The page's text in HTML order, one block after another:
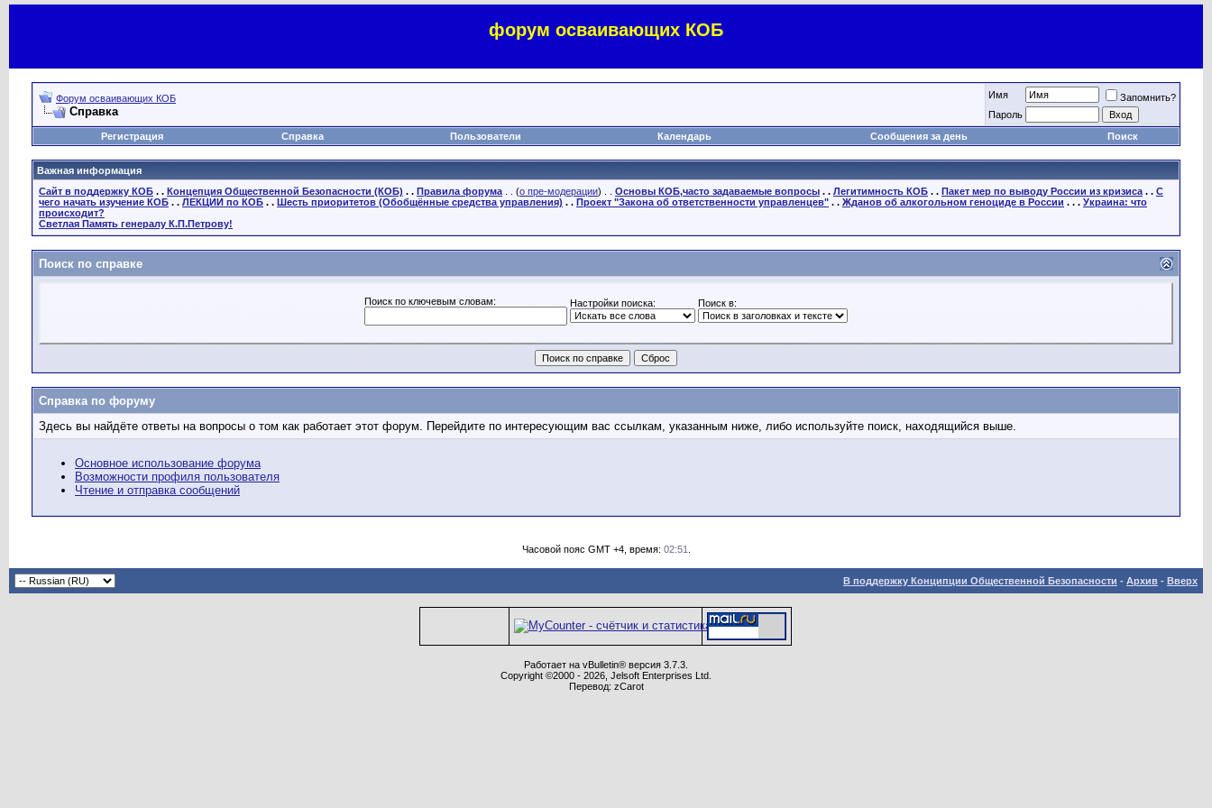
форум осваивающих КОБ
Форум осваивающих КОБ
Справка
Имя
Запомнить?
Пароль
Регистрация
Справка Пользователи Календарь Сообщения за день Поиск
Важная информация
Сайт в поддержку КОБ . . Концепция Общественной Безопасности (КОБ) . . Правила форума . . (о пре-модерации) . . Основы КОБ,часто задаваемые вопросы . . Легитимность КОБ . . Пакет мер по выводу России из кризиса . . С
чего начать изучение КОБ . . ЛЕКЦИИ по КОБ . . Шесть приоритетов (Обобщённые средства управления) . . Проект "Закона об ответственности управленцев" . . Жданов об алкогольном геноциде в России . . . Украина: что
происходит?
Светлая Память генералу К.П.Петрову!
Поиск по справке
Поиск по ключевым словам: Настройки поиска: Поиск в:
Справка по форуму
Здесь вы найдёте ответы на вопросы о том как работает этот форум. Перейдите по интересующим вас ссылкам, указанным ниже, либо используйте поиск, находящийся выше.
Основное использование форума
Возможности профиля пользователя
Чтение и отправка сообщений
Часовой пояс GMT +4, время: 02:51
В поддержку Конципции Общественной Безопасности - Архив - Вверх
Работает на vBulletin® версия 3.7.3.
Copyright ©2000 - 2026, Jelsoft Enterprises Ltd.
Перевод: zCarot